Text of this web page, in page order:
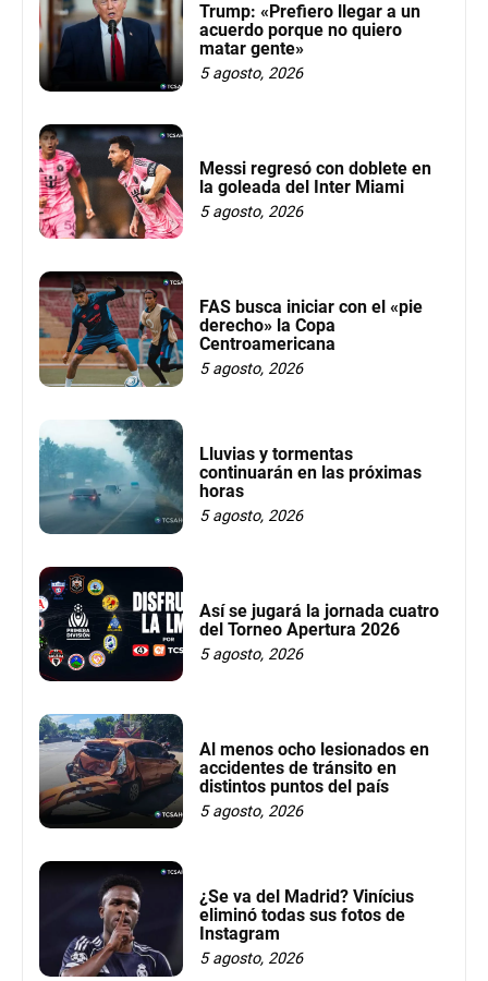
Trump: «Prefiero llegar a un
acuerdo porque no quiero
matar gente»
5 agosto, 2026
Messi regresó con doblete en
la goleada del Inter Miami
5 agosto, 2026
FAS busca iniciar con el «pie
derecho» la Copa
Centroamericana
5 agosto, 2026
Lluvias y tormentas
continuarán en las próximas
horas
5 agosto, 2026
Así se jugará la jornada cuatro
del Torneo Apertura 2026
5 agosto, 2026
Al menos ocho lesionados en
accidentes de tránsito en
distintos puntos del país
5 agosto, 2026
¿Se va del Madrid? Vinícius
eliminó todas sus fotos de
Instagram
5 agosto, 2026